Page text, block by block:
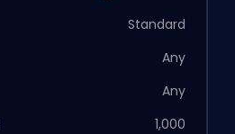
Standard
Any
Any
1,000